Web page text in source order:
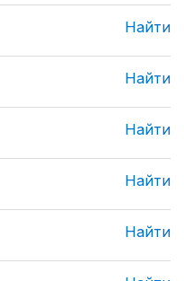
Найти
Найти
Найти
Найти
Найти